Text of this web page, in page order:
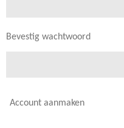
Bevestig wachtwoord
Account aanmaken